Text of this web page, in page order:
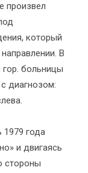
произвел
который
В
больницы
диагнозом:
1979 года
и двигаясь
стороны